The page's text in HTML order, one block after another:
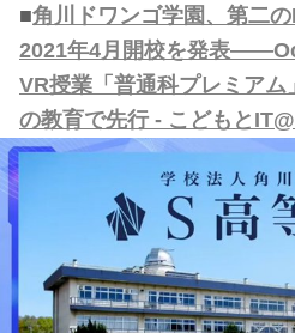
■角川ドワンゴ学園、第二
2021年4月開校を発表
VR授業「普通科プレミア
の教育で先行 - こどもと